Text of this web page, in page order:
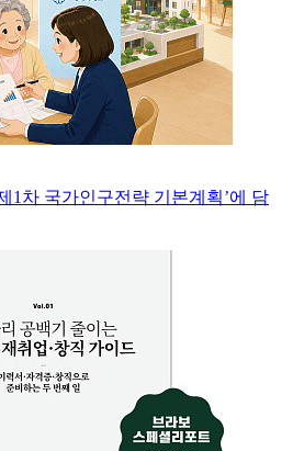
1차 국가인구전략 기본계획’에 담